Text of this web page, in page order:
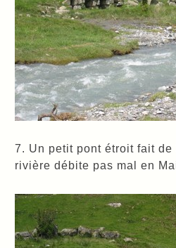
7. Un petit pont étroit fait
rivière débite pas mal en